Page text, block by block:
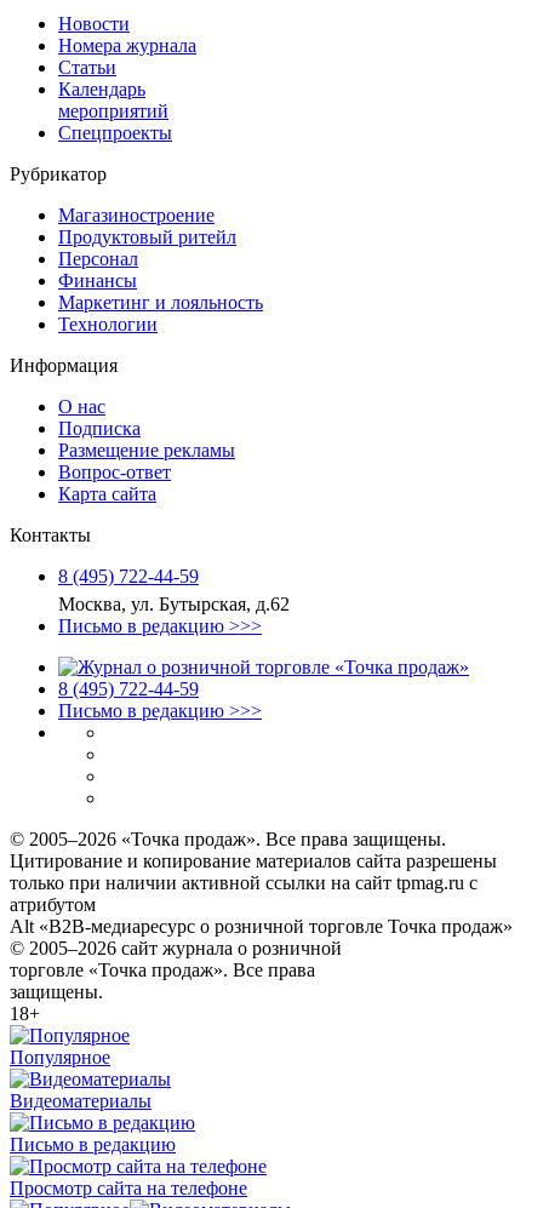
Новости
Номера журнала
Статьи
Календарь
мероприятий
Спецпроекты
Рубрикатор
Магазиностроение
Продуктовый ритейл
Персонал
Финансы
Маркетинг и лояльность
Технологии
Информация
О нас
Подписка
Размещение рекламы
Вопрос-ответ
Карта сайта
Контакты
8 (495) 722‑44‑59
Москва, ул. Бутырская, д.62
Письмо в редакцию >>>
8 (495) 722‑44‑59
Письмо в редакцию >>>
© 2005–2026 «Точка продаж». Все права защищены.
Цитирование и копирование материалов сайта разрешены
только при наличии активной ссылки на сайт tpmag.ru с
атрибутом
Alt «B2B-медиаресурс о розничной торговле Точка продаж»
© 2005–2026 сайт журнала о розничной
торговле «Точка продаж». Все права
защищены.
18+
Популярное
Видеоматериалы
Письмо в редакцию
Просмотр сайта на телефоне